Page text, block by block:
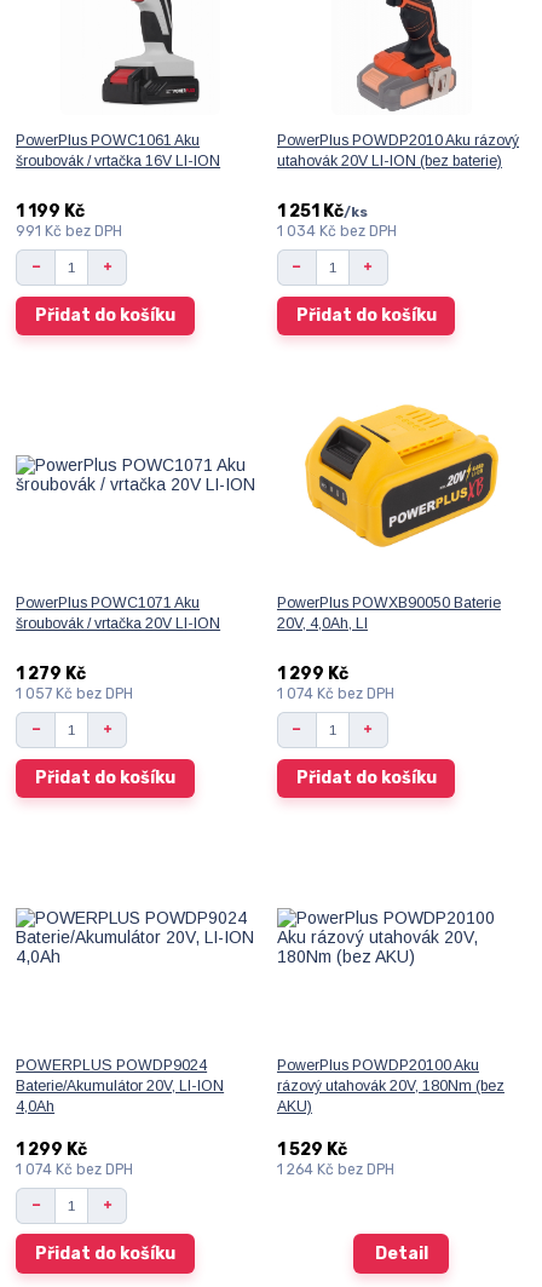
PowerPlus POWC1061 Aku
šroubovák / vrtačka 16V LI-ION
1 199 Kč
991 Kčbez DPH
Přidat do košíku
PowerPlus POWDP2010 Aku rázový
utahovák 20V LI-ION (bez baterie)
1 251 Kč/ks
1 034 Kč bez DPH
Přidat do košíku
PowerPlus POWC1071 Aku
šroubovák / vrtačka 20V LI-ION
1 279 Kč
1 057 Kčbez DPH
Přidat do košíku
PowerPlus POWXB90050 Baterie
20V, 4,0Ah, LI
1 299 Kč
1 074 Kč bez DPH
Přidat do košíku
POWERPLUS POWDP9024
Baterie/Akumulátor 20V, LI-ION
4,0Ah
1 299 Kč
1 074 Kčbez DPH
Přidat do košíku
PowerPlus POWDP20100 Aku
rázový utahovák 20V, 180Nm (bez
AKU)
1 529 Kč
1 264 Kč bez DPH
Detail